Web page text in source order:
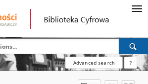
Advanced search ?